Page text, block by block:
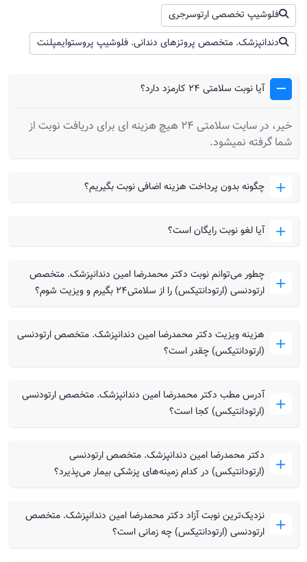
فلوشیپ تخصصی ارتوسرجری
دندانپزشک. متخصص پروتزهای دندانی. فلوشیپ پروستوایمپلنت
آیا نوبت سلامتی 24 کارمزد دارد؟
خیر، در سایت سلامتی 24 هیچ هزینه ای برای دریافت نوبت از
شما گرفته نمیشود.
چگونه بدون پرداخت هزینه اضافی نوبت بگیریم؟
آیا لغو نوبت رایگان است؟
چطور می‌توانم نوبت دکتر محمدرضا امین دندانپزشک. متخصص
ارتودنسی (ارتودانتیکس) را از سلامتی۲۴ بگیرم و ویزیت شوم؟
هزینه ویزیت دکتر محمدرضا امین دندانپزشک. متخصص ارتودنسی
(ارتودانتیکس) چقدر است؟
آدرس مطب دکتر محمدرضا امین دندانپزشک. متخصص ارتودنسی
(ارتودانتیکس) کجا است؟
دکتر محمدرضا امین دندانپزشک. متخصص ارتودنسی
(ارتودانتیکس) در کدام زمینه‌های پزشکی بیمار می‌پذیرد؟
نزدیک‌ترین نوبت آزاد دکتر محمدرضا امین دندانپزشک. متخصص
ارتودنسی (ارتودانتیکس) چه زمانی است؟